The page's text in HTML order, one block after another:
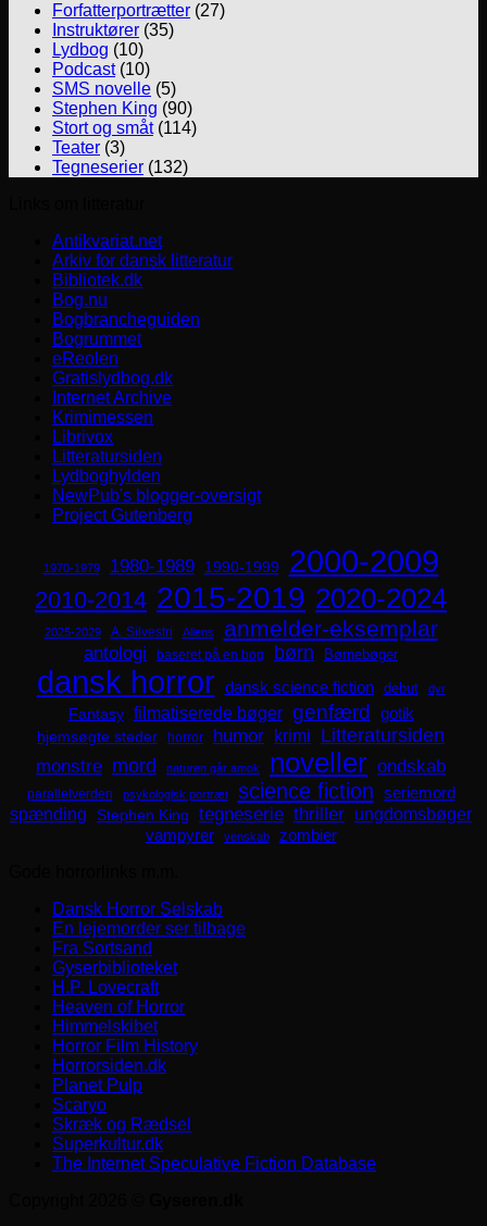
Forfatterportrætter (27)
Instruktører (35)
Lydbog (10)
Podcast(10)
SMS novelle (5)
Stephen King (90)
Stort og småt(114)
Teater (3)
Tegneserier (132)
Antikvariat.net
Arkiv for dansk litteratur
Bibliotek.dk
Bog.nu
Bogbrancheguiden
Bogrummet
eReolen
Gratislydbog.dk
Internet Archive
Krimimessen
Librivox
Litteratursiden
Lydboghylden
NewPub's blogger-oversigt
Project Gutenberg
1970-1979 1980-1989 1990-1999 2000-2009
2010-2014 2015-2019 2020-2024
2025-2029 A. Silvestri Aliens anmelder-eksemplar
antologi baseret på en bog børn Børnebøger
dansk horror dansk science fiction debut dyr
Fantasy filmatiserede bøger genfærd
gotik
hjemsøgte steder
horror humor krimi Litteratursiden
monstre mord naturen går amok noveller ondskab
parallelverden psykologisk portræt science fiction seriemord
spænding Stephen King tegneserie thriller ungdomsbøger
vampyrer venskab
zombier
Dansk Horror Selskab
En lejemorder ser tilbage
Fra Sortsand
Gyserbiblioteket
H.P. Lovecraft
Heaven of Horror
Himmelskibet
Horror Film History
Horrorsiden.dk
Planet Pulp
Scaryo
Skræk og Rædsel
Superkultur.dk
The Internet Speculative Fiction Database